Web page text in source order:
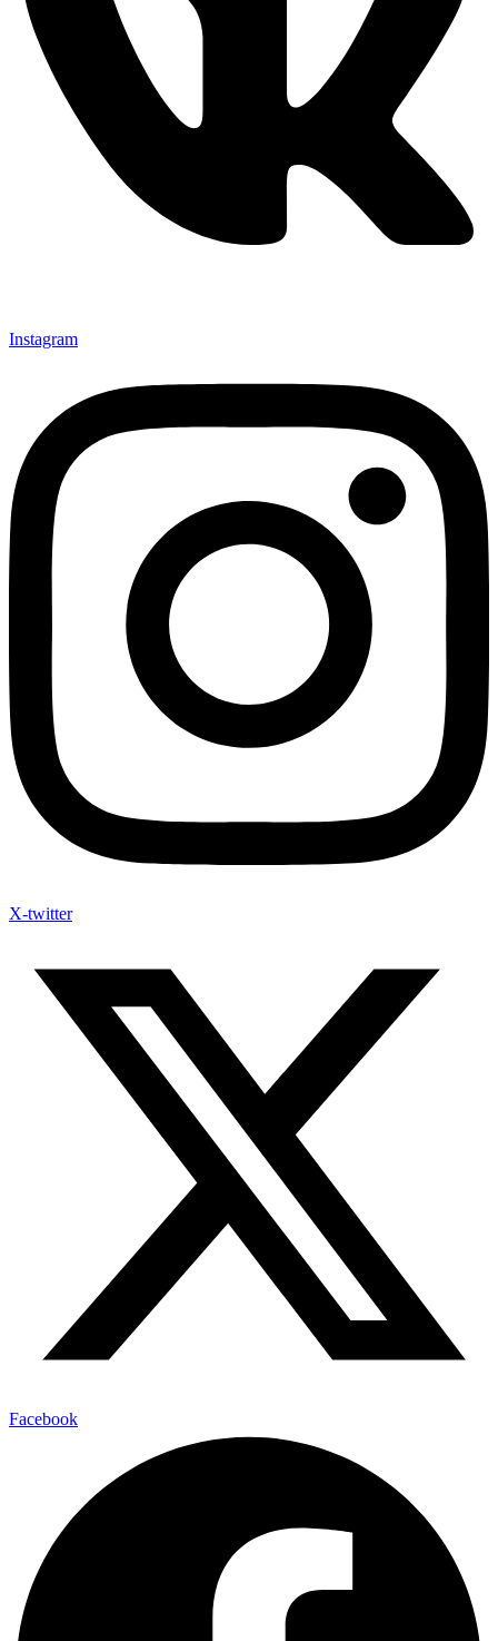
Instagram
X-twitter
Facebook